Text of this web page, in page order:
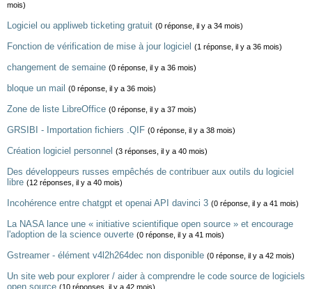
mois)
Logiciel ou appliweb ticketing gratuit (0 réponse, il y a 34 mois)
Fonction de vérification de mise à jour logiciel (1 réponse, il y a 36 mois)
changement de semaine (0 réponse, il y a 36 mois)
bloque un mail (0 réponse, il y a 36 mois)
Zone de liste LibreOffice (0 réponse, il y a 37 mois)
GRSIBI - Importation fichiers .QIF (0 réponse, il y a 38 mois)
Création logiciel personnel (3 réponses, il y a 40 mois)
Des développeurs russes empêchés de contribuer aux outils du logiciel
libre (12 réponses, il y a 40 mois)
Incohérence entre chatgpt et openai API davinci 3 (0 réponse, il y a 41 mois)
La NASA lance une « initiative scientifique open source » et encourage
l'adoption de la science ouverte (0 réponse, il y a 41 mois)
Gstreamer - élément v4l2h264dec non disponible (0 réponse, il y a 42 mois)
Un site web pour explorer / aider à comprendre le code source de logiciels
open source (10 réponses, il y a 42 mois)